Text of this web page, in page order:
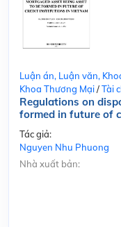
Luận án, Luận văn,
Khoa Thương Mại/Tài
Regulations on
formed in future of
Tác giả:
Nguyen Nhu Phuong
Nhà xuất bản: